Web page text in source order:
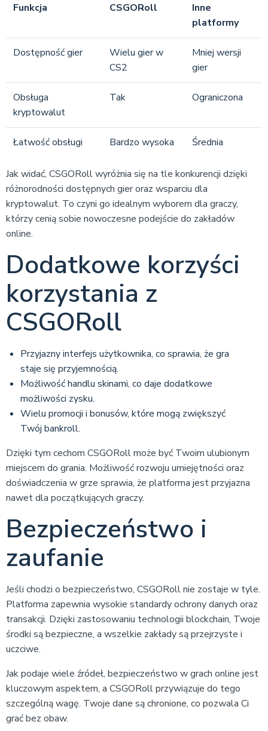
Funkcja CSGORoll
Inne
platformy
Dostępność gier
Wielu gier w
CS2
Mniej wersji
gier
Obsługa
kryptowalut
Tak Ograniczona
Łatwość obsługi Bardzo wysoka Średnia
Jak widać, CSGORoll wyróżnia się na tle konkurencji dzięki
różnorodności dostępnych gier oraz wsparciu dla
kryptowalut. To czyni go idealnym wyborem dla graczy,
którzy cenią sobie nowoczesne podejście do zakładów
online.
Dodatkowe korzyści
korzystania z
CSGORoll
Przyjazny interfejs użytkownika, co sprawia, że gra
staje się przyjemnością.
Możliwość handlu skinami, co daje dodatkowe
możliwości zysku.
Wielu promocji i bonusów, które mogą zwiększyć
Twój bankroll.
Dzięki tym cechom CSGORoll może być Twoim ulubionym
miejscem do grania. Możliwość rozwoju umiejętności oraz
doświadczenia w grze sprawia, że platforma jest przyjazna
nawet dla początkujących graczy.
Bezpieczeństwo i
zaufanie
Jeśli chodzi o bezpieczeństwo, CSGORoll nie zostaje w tyle.
Platforma zapewnia wysokie standardy ochrony danych oraz
transakcji. Dzięki zastosowaniu technologii blockchain, Twoje
środki są bezpieczne, a wszelkie zakłady są przejrzyste i
uczciwe.
Jak podaje wiele źródeł, bezpieczeństwo w grach online jest
kluczowym aspektem, a CSGORoll przywiązuje do tego
szczególną wagę. Twoje dane są chronione, co pozwala Ci
grać bez obaw.